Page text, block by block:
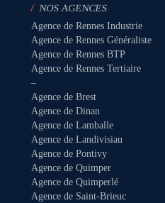
/ NOS AGENCES
Agence de Rennes Industrie
Agence de Rennes Généraliste
Agence de Rennes BTP
Agence de Rennes Tertiaire
–
Agence de Brest
Agence de Dinan
Agence de Lamballe
Agence de Landivisiau
Agence de Pontivy
Agence de Quimper
Agence de Quimperlé
Agence de Saint-Brieuc